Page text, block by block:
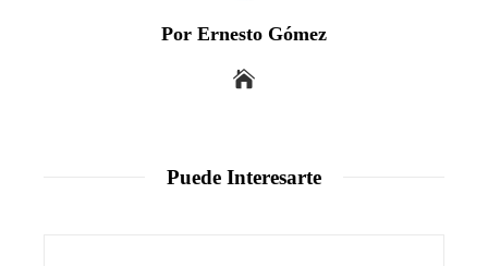
Por Ernesto Gómez
Puede Interesarte